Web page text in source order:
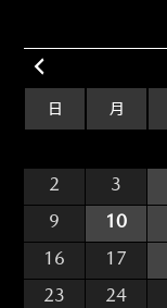
日 月
2
3
9
10
16
17
23
24